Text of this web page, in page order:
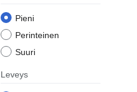
Pieni
Perinteinen
Suuri
Leveys